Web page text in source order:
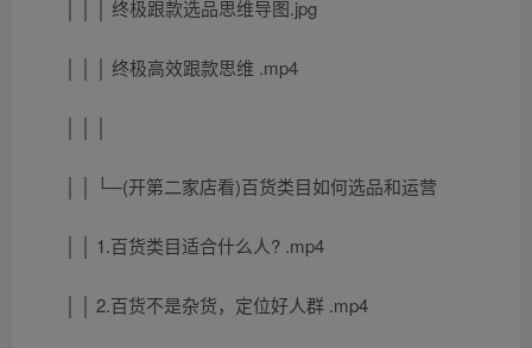
│ │ │ 终极跟款选品思维导图.jpg
│ │ │ 终极高效跟款思维 .mp4
│ │ └─(开第二家店看)百货类目如何选品和运营
│ │ 1.百货类目适合什么人? .mp4
│ │ 2.百货不是杂货，定位好人群 .mp4